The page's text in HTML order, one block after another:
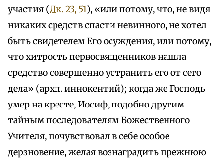
участия (Лк. 23, 51), «или потому, что, не видя
никаких средств спасти невинного, не хотел
быть свидетелем Его осуждения, или потому,
что хитрость первосвященников нашла
средство совершенно устранить его от сего
дела» (архп. иннокентий); когда же Господь
умер на кресте, Иосиф, подобно другим
тайным последователям Божественного
Учителя, почувствовал в себе особое
дерзновение, желая вознаградить прежнюю